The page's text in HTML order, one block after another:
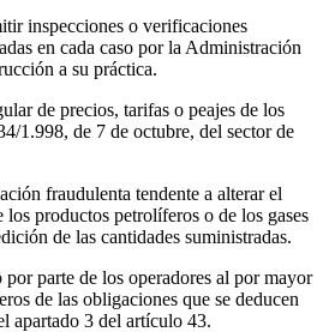
inspecciones o verificaciones
en cada caso por la Administración
a su práctica.
de precios, tarifas o peajes de los
1.998, de 7 de octubre, del sector de
fraudulenta tendente a alterar el
productos petrolíferos o de los gases
de las cantidades suministradas.
parte de los operadores al por mayor
de las obligaciones que se deducen
apartado 3 del artículo 43.